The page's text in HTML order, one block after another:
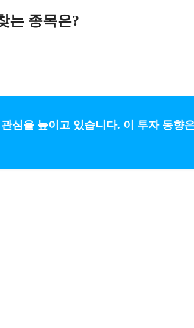
는 종목은?
심을 높이고 있습니다. 이 투자 동향